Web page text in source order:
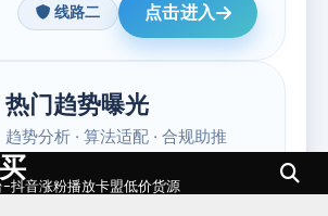
抖音涨粉播放卡盟低价货源